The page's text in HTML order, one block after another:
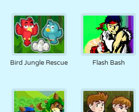
Bird Jungle Rescue Flash Bash